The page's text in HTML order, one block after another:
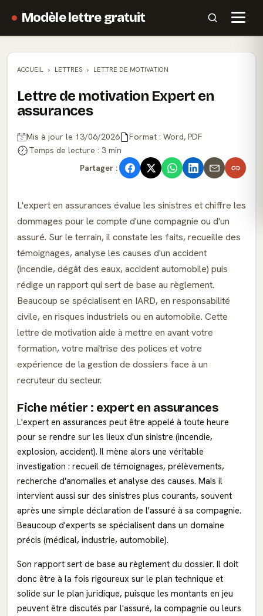
Modèle lettre gratuit
ACCUEIL LETTRES LETTRE DE MOTIVATION
Lettre de motivation Expert en
assurances
Mis à jour le 13/06/2026
Format : Word, PDF
Temps de lecture : 3 min
Partager :
L'expert en assurances évalue les sinistres et chiffre les
dommages pour le compte d'une compagnie ou d'un
assuré. Sur le terrain, il constate les faits, recueille des
témoignages, analyse les causes d'un accident
(incendie, dégât des eaux, accident automobile) puis
rédige un rapport qui sert de base au règlement.
Beaucoup se spécialisent en IARD, en responsabilité
civile, en risques industriels ou en automobile. Cette
lettre de motivation aide à mettre en avant votre
formation, votre maîtrise des polices et votre
expérience de la gestion de dossiers face à un
recruteur du secteur.
Fiche métier : expert en assurances
L'expert en assurances peut être appelé à toute heure
pour se rendre sur les lieux d'un sinistre (incendie,
explosion, accident). Il mène alors une véritable
investigation : recueil de témoignages, prélèvements,
recherche d'anomalies et analyse des causes. Mais il
intervient aussi sur des sinistres plus courants, souvent
après une simple déclaration de l'assuré à sa compagnie.
Beaucoup d'experts se spécialisent dans un domaine
précis (médical, industrie, automobile).
Son rapport sert de base au règlement du dossier. Il doit
donc être à la fois rigoureux sur le plan technique et
solide sur le plan juridique, puisque les montants en jeu
peuvent être discutés par l'assuré, la compagnie ou leurs